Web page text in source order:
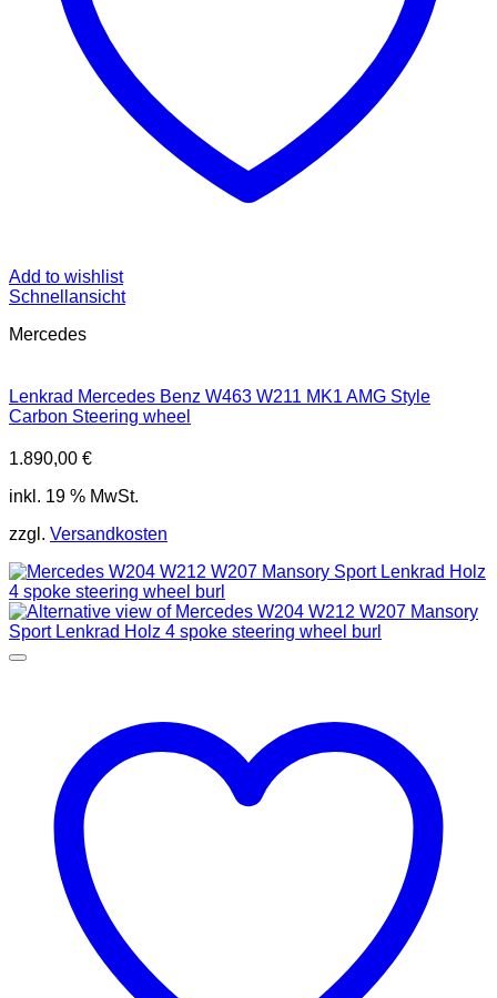
Add to wishlist
Schnellansicht
Mercedes
Lenkrad Mercedes Benz W463 W211 MK1 AMG Style
Carbon Steering wheel
1.890,00 €
inkl. 19 % MwSt.
zzgl. Versandkosten